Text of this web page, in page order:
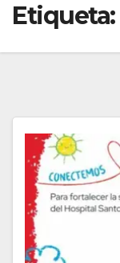
Etiqueta: